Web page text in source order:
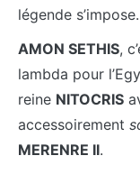
légende s’impose.
AMON SETHIS,
lambda pour
reine NITOCRIS
accessoirement
MERENRE II.